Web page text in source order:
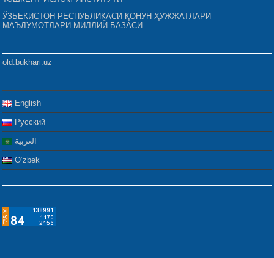
ЎЗБЕКИСТОН РЕСПУБЛИКАСИ ҚОНУН ҲУЖЖАТЛАРИ
МАЪЛУМОТЛАРИ МИЛЛИЙ БАЗАСИ
old.bukhari.uz
English
Русский
العربية
Oʻzbek